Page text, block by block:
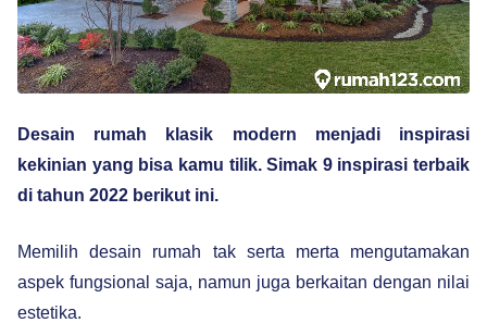
Desain rumah klasik modern menjadi inspirasi
kekinian yang bisa kamu tilik. Simak 9 inspirasi terbaik
di tahun 2022 berikut ini.
Memilih desain rumah tak serta merta mengutamakan
aspek fungsional saja, namun juga berkaitan dengan nilai
estetika.